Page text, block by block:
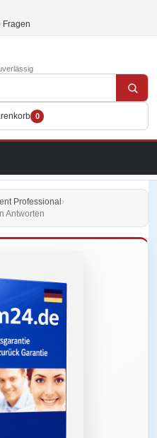
Fragen
0
Professional ›
Antworten